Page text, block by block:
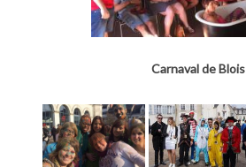
Carnaval de Blois